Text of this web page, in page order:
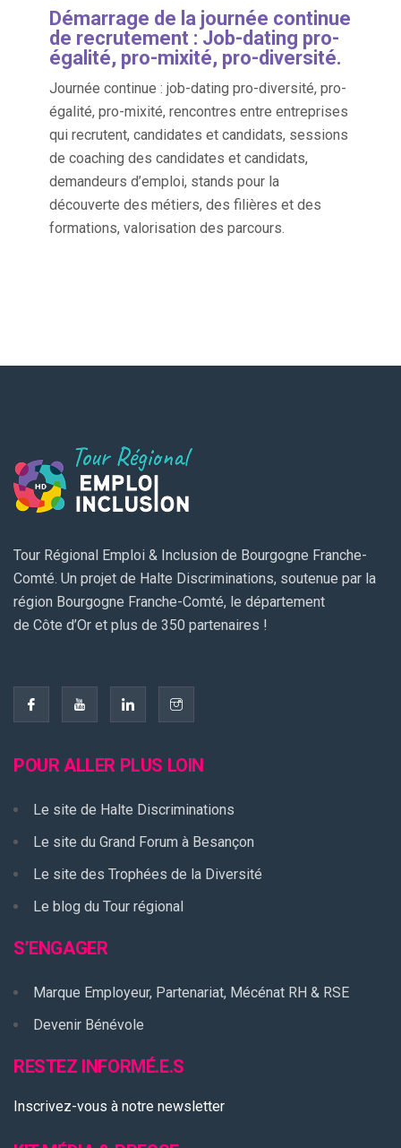
Démarrage de la journée continue
de recrutement : Job-dating pro-
égalité, pro-mixité, pro-diversité.
Journée continue : job-dating pro-diversité, pro-
égalité, pro-mixité, rencontres entre entreprises
qui recrutent, candidates et candidats, sessions
de coaching des candidates et candidats,
demandeurs d’emploi, stands pour la
découverte des métiers, des filières et des
formations, valorisation des parcours.
Tour Régional Emploi & Inclusion de Bourgogne Franche-
Comté. Un projet de Halte Discriminations, soutenue par la
région Bourgogne Franche-Comté, le département
de Côte d’Or et plus de 350 partenaires !
POUR ALLER PLUS LOIN
Le site de Halte Discriminations
Le site du Grand Forum à Besançon
Le site des Trophées de la Diversité
Le blog du Tour régional
S’ENGAGER
Marque Employeur, Partenariat, Mécénat RH & RSE
Devenir Bénévole
RESTEZ INFORMÉ.E.S
Inscrivez-vous à notre newsletter